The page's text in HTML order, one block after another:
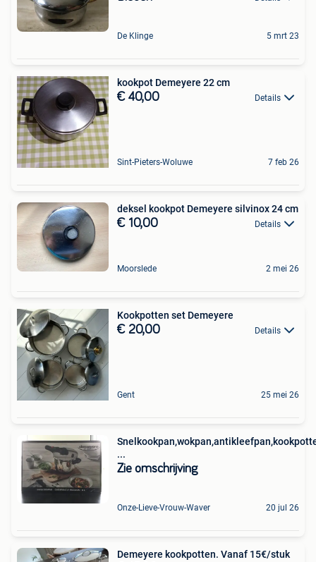
De Klinge 5 mrt 23
kookpot Demeyere 22 cm
€ 40,00 Details
Sint-Pieters-Woluwe 7 feb 26
deksel kookpot Demeyere silvinox 24 cm
€ 10,00 Details
Moorslede 2 mei 26
Kookpotten set Demeyere
€ 20,00 Details
Gent 25 mei 26
...
Zie omschrijving
Onze-Lieve-Vrouw-Waver 20 jul 26
Demeyere kookpotten. Vanaf 15€/stuk